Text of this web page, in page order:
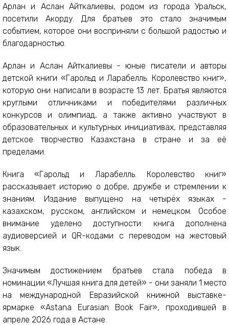
Арлан и Аслан Айткалиевы, родом из города Уральск,
посетили Акорду. Для братьев это стало значимым
событием, которое они восприняли с большой радостью и
благодарностью.
Арлан и Аслан Айткалиевы - юные писатели и авторы
детской книги «Гарольд и Ларабелль. Королевство книг»,
которую они написали в возрасте 13 лет. Братья являются
круглыми отличниками и победителями различных
конкурсов и олимпиад, а также активно участвуют в
образовательных и культурных инициативах, представляя
детское творчество Казахстана в стране и за её
пределами.
Книга «Гарольд и Ларабелль. Королевство книг»
рассказывает историю о добре, дружбе и стремлении к
знаниям. Издание выпущено на четырёх языках -
казахском, русском, английском и немецком. Особое
внимание уделено доступности: книга дополнена
аудиоверсией и QR-кодами с переводом на жестовый
язык.
Значимым достижением братьев стала победа в
номинации «Лучшая книга для детей» - они заняли 1 место
на международной Евразийской книжной выставке-
ярмарке «Astana Eurasian Book Fair», проходившей в
апреле 2026 года в Астане.